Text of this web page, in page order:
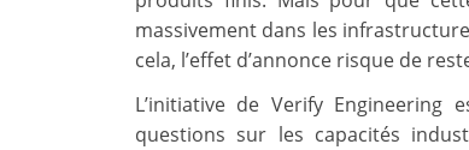
massivement dans les
cela, l’effet d’annonce risque de
L’initiative de Verify Engineering
questions sur les capacités